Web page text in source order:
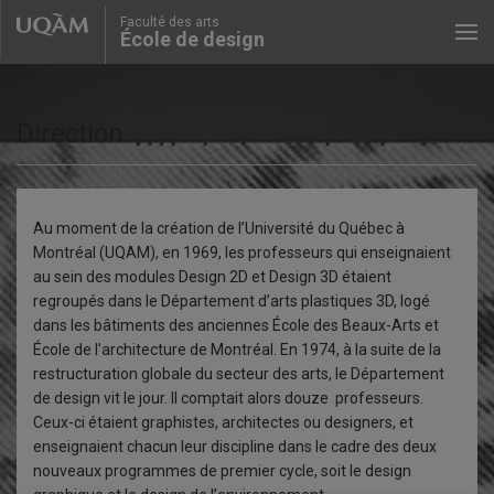
Faculté des arts
École de design
Au moment de la création de l’Université du Québec à
Montréal (UQAM), en 1969, les professeurs qui enseignaient
au sein des modules Design 2D et Design 3D étaient
regroupés dans le Département d’arts plastiques 3D, logé
dans les bâtiments des anciennes École des Beaux-Arts et
École de l’architecture de Montréal. En 1974, à la suite de la
restructuration globale du secteur des arts, le Département
de design vit le jour. Il comptait alors douze professeurs.
Ceux-ci étaient graphistes, architectes ou designers, et
enseignaient chacun leur discipline dans le cadre des deux
nouveaux programmes de premier cycle, soit le design